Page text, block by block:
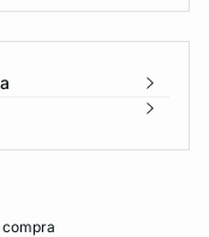
compra